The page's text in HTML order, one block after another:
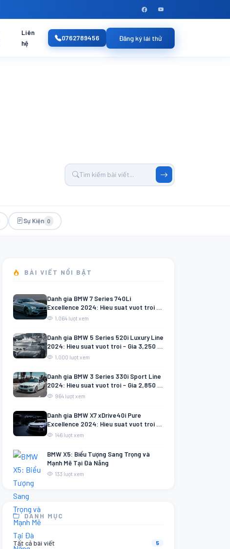
Liên
hệ
0762789456 Đăng ký lái thử
Sự Kiện 0
BÀI VIẾT NỔI BẬT
Danh gia BMW 7 Series 740Li
Excellence 2024: Hieu suat vuot troi -
Gia 7,200 tỷ VND
1,064 lượt xem
Danh gia BMW 5 Series 520i Luxury Line
2024: Hieu suat vuot troi - Gia 3,250 tỷ
VND1,000 lượt xem
Danh gia BMW 3 Series 330i Sport Line
2024: Hieu suat vuot troi - Gia 2,850 tỷ
VND964 lượt xem
Danh gia BMW X7 xDrive40i Pure
Excellence 2024: Hieu suat vuot troi -
Gia 7,800 tỷ VND
146 lượt xem
BMW X5: Biểu Tượng Sang Trọng và
Mạnh Mẽ Tại Đà Nẵng
133 lượt xem
DANH MỤC
Tất cả bài viết 5